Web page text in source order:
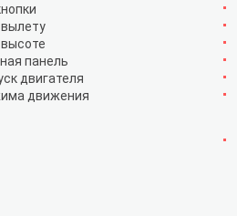
вылету
панель
двигателя
движения